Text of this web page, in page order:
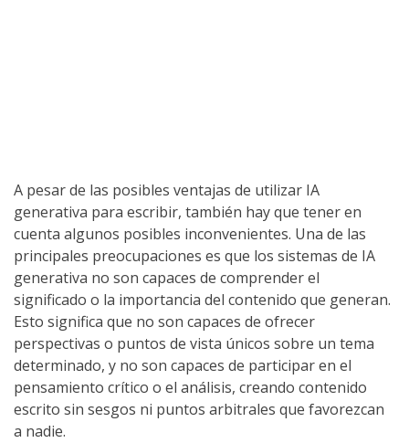
A pesar de las posibles ventajas de utilizar IA
generativa para escribir, también hay que tener en
cuenta algunos posibles inconvenientes. Una de las
principales preocupaciones es que los sistemas de IA
generativa no son capaces de comprender el
significado o la importancia del contenido que generan.
Esto significa que no son capaces de ofrecer
perspectivas o puntos de vista únicos sobre un tema
determinado, y no son capaces de participar en el
pensamiento crítico o el análisis, creando contenido
escrito sin sesgos ni puntos arbitrales que favorezcan
a nadie.